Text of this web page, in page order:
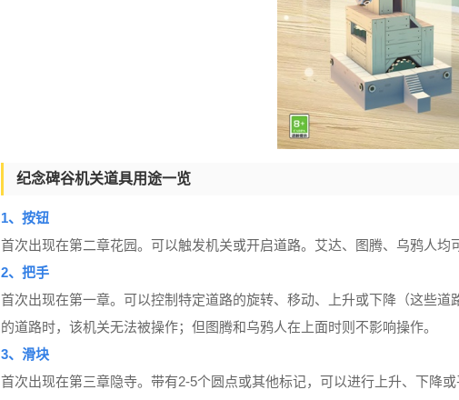
纪念碑谷机关道具用途一览
1、按钮
首次出现在第二章花园。可以触发机关或开启道路。艾达、图腾、乌鸦人均
2、把手
首次出现在第一章。可以控制特定道路的旋转、移动、上升或下降（这些
的道路时，该机关无法被操作；但图腾和乌鸦人在上面时则不影响操作。
3、滑块
首次出现在第三章隐寺。带有2-5个圆点或其他标记，可以进行上升、下降